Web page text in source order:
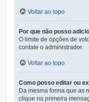
Voltar ao topo
Por que não posso
O limite de opções de
contate o administrador.
Voltar ao topo
Como posso editar ou
Da mesma forma que as
clique na primeira